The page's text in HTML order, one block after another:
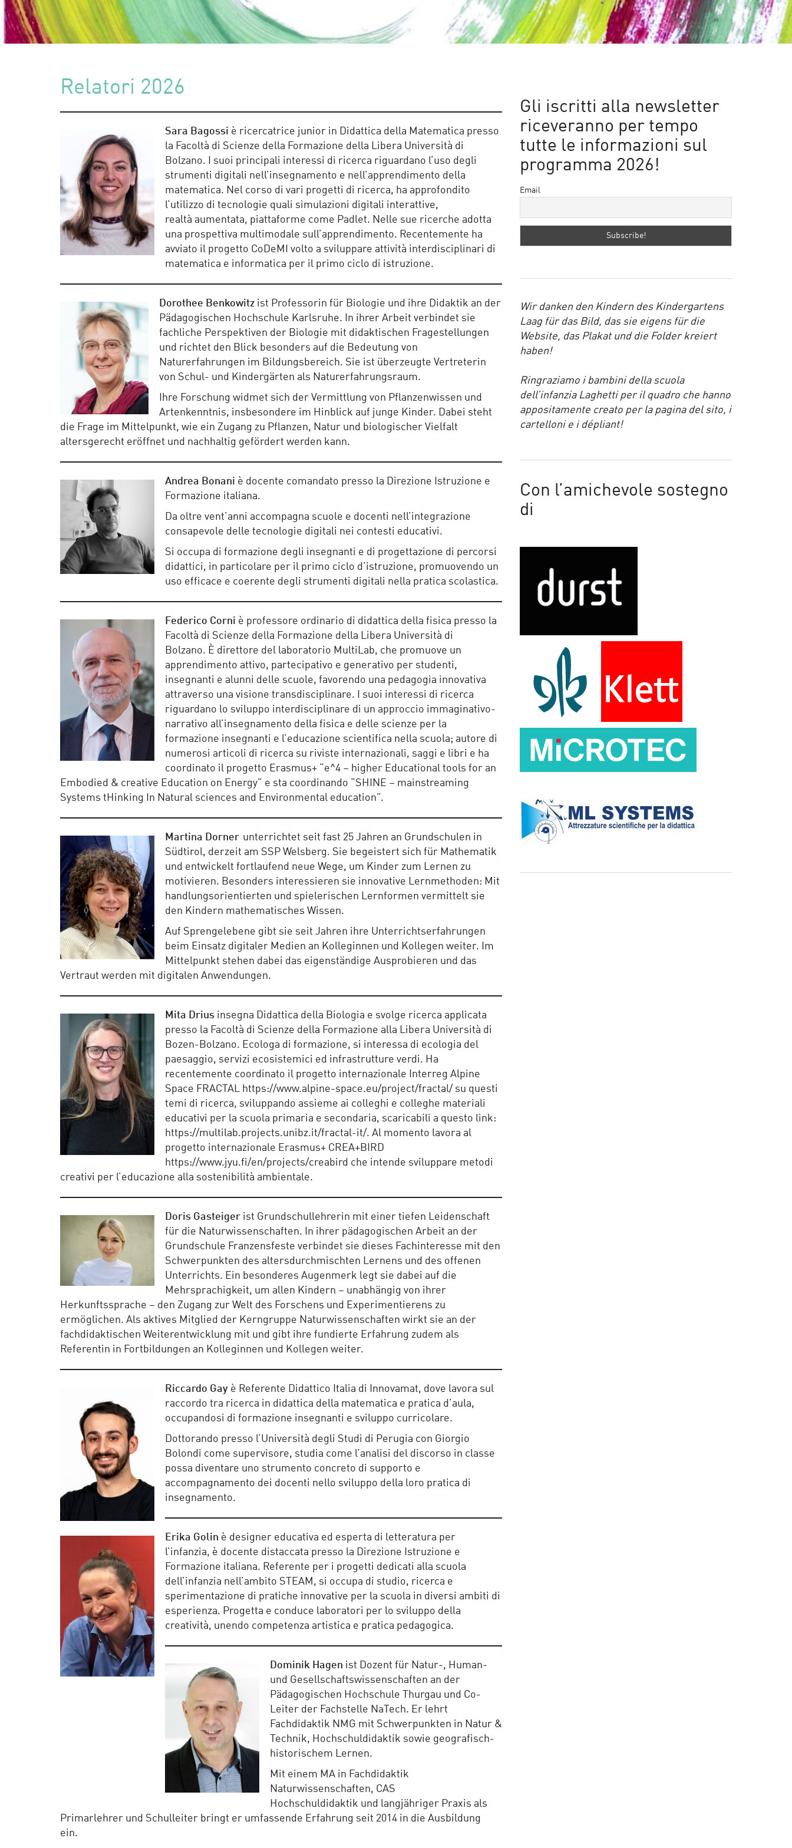
Relatori 2026
Sara Bagossi è ricercatrice junior in Didattica della Matematica presso
la Facoltà di Scienze della Formazione della Libera Università di
Bolzano. I suoi principali interessi di ricerca riguardano l’uso degli
strumenti digitali nell’insegnamento e nell’apprendimento della
matematica. Nel corso di vari progetti di ricerca, ha approfondito
l’utilizzo di tecnologie quali simulazioni digitali interattive,
realtà aumentata, piattaforme come Padlet. Nelle sue ricerche adotta
una prospettiva multimodale sull’apprendimento. Recentemente ha
avviato il progetto CoDeMI volto a sviluppare attività interdisciplinari di
matematica e informatica per il primo ciclo di istruzione.
Dorothee Benkowitz ist Professorin für Biologie und ihre Didaktik an der
Pädagogischen Hochschule Karlsruhe. In ihrer Arbeit verbindet sie
fachliche Perspektiven der Biologie mit didaktischen Fragestellungen
und richtet den Blick besonders auf die Bedeutung von
Naturerfahrungen im Bildungsbereich. Sie ist überzeugte Vertreterin
von Schul- und Kindergärten als Naturerfahrungsraum.
Ihre Forschung widmet sich der Vermittlung von Pflanzenwissen und
Artenkenntnis, insbesondere im Hinblick auf junge Kinder. Dabei steht
die Frage im Mittelpunkt, wie ein Zugang zu Pflanzen, Natur und biologischer Vielfalt
altersgerecht eröffnet und nachhaltig gefördert werden kann.
Andrea Bonani è docente comandato presso la Direzione Istruzione e
Formazione italiana.
Da oltre vent’anni accompagna scuole e docenti nell’integrazione
consapevole delle tecnologie digitali nei contesti educativi.
Si occupa di formazione degli insegnanti e di progettazione di percorsi
didattici, in particolare per il primo ciclo d’istruzione, promuovendo un
uso efficace e coerente degli strumenti digitali nella pratica scolastica.
Federico Corni è professore ordinario di didattica della fisica presso la
Facoltà di Scienze della Formazione della Libera Università di
Bolzano. È direttore del laboratorio MultiLab, che promuove un
apprendimento attivo, partecipativo e generativo per studenti,
insegnanti e alunni delle scuole, favorendo una pedagogia innovativa
attraverso una visione transdisciplinare. I suoi interessi di ricerca
riguardano lo sviluppo interdisciplinare di un approccio immaginativo-
narrativo all’insegnamento della fisica e delle scienze per la
formazione insegnanti e l’educazione scientifica nella scuola; autore di
numerosi articoli di ricerca su riviste internazionali, saggi e libri e ha
coordinato il progetto Erasmus+ “e^4 – higher Educational tools for an
Embodied & creative Education on Energy” e sta coordinando “SHINE – mainstreaming
Systems tHinking In Natural sciences and Environmental education”.
Martina Dorner unterrichtet seit fast 25 Jahren an Grundschulen in
Südtirol, derzeit am SSP Welsberg. Sie begeistert sich für Mathematik
und entwickelt fortlaufend neue Wege, um Kinder zum Lernen zu
motivieren. Besonders interessieren sie innovative Lernmethoden: Mit
handlungsorientierten und spielerischen Lernformen vermittelt sie
den Kindern mathematisches Wissen.
Auf Sprengelebene gibt sie seit Jahren ihre Unterrichtserfahrungen
beim Einsatz digitaler Medien an Kolleginnen und Kollegen weiter. Im
Mittelpunkt stehen dabei das eigenständige Ausprobieren und das
Vertraut werden mit digitalen Anwendungen.
Mita Drius insegna Didattica della Biologia e svolge ricerca applicata
presso la Facoltà di Scienze della Formazione alla Libera Università di
Bozen-Bolzano. Ecologa di formazione, si interessa di ecologia del
paesaggio, servizi ecosistemici ed infrastrutture verdi. Ha
recentemente coordinato il progetto internazionale Interreg Alpine
Space FRACTAL https://www.alpine-space.eu/project/fractal/ su questi
temi di ricerca, sviluppando assieme ai colleghi e colleghe materiali
educativi per la scuola primaria e secondaria, scaricabili a questo link:
https://multilab.projects.unibz.it/fractal-it/. Al momento lavora al
progetto internazionale Erasmus+ CREA+BIRD
https://www.jyu.fi/en/projects/creabird che intende sviluppare metodi
creativi per l’educazione alla sostenibilità ambientale.
Doris Gasteiger ist Grundschullehrerin mit einer tiefen Leidenschaft
für die Naturwissenschaften. In ihrer pädagogischen Arbeit an der
Grundschule Franzensfeste verbindet sie dieses Fachinteresse mit den
Schwerpunkten des altersdurchmischten Lernens und des offenen
Unterrichts. Ein besonderes Augenmerk legt sie dabei auf die
Mehrsprachigkeit, um allen Kindern – unabhängig von ihrer
Herkunftssprache – den Zugang zur Welt des Forschens und Experimentierens zu
ermöglichen. Als aktives Mitglied der Kerngruppe Naturwissenschaften wirkt sie an der
fachdidaktischen Weiterentwicklung mit und gibt ihre fundierte Erfahrung zudem als
Referentin in Fortbildungen an Kolleginnen und Kollegen weiter.
Riccardo Gay è Referente Didattico Italia di Innovamat, dove lavora sul
raccordo tra ricerca in didattica della matematica e pratica d’aula,
occupandosi di formazione insegnanti e sviluppo curricolare.
Dottorando presso l’Università degli Studi di Perugia con Giorgio
Bolondi come supervisore, studia come l’analisi del discorso in classe
possa diventare uno strumento concreto di supporto e
accompagnamento dei docenti nello sviluppo della loro pratica di
insegnamento.
Erika Golin è designer educativa ed esperta di letteratura per
l’infanzia, è docente distaccata presso la Direzione Istruzione e
Formazione italiana. Referente per i progetti dedicati alla scuola
dell’infanzia nell’ambito STEAM, si occupa di studio, ricerca e
sperimentazione di pratiche innovative per la scuola in diversi ambiti di
esperienza. Progetta e conduce laboratori per lo sviluppo della
creatività, unendo competenza artistica e pratica pedagogica.
Dominik Hagen ist Dozent für Natur-, Human-
und Gesellschaftswissenschaften an der
Pädagogischen Hochschule Thurgau und Co-
Leiter der Fachstelle NaTech. Er lehrt
Fachdidaktik NMG mit Schwerpunkten in Natur &
Technik, Hochschuldidaktik sowie geografisch-
historischem Lernen.
Mit einem MA in Fachdidaktik
Naturwissenschaften, CAS
Hochschuldidaktik und langjähriger Praxis als
Primarlehrer und Schulleiter bringt er umfassende Erfahrung seit 2014 in die Ausbildung
ein.
Gli iscritti alla newsletter
riceveranno per tempo
tutte le informazioni sul
programma 2026!
Email
Wir danken den Kindern des Kindergartens
Laag für das Bild, das sie eigens für die
Website, das Plakat und die Folder kreiert
haben!
Ringraziamo i bambini della scuola
dell’infanzia Laghetti per il quadro che hanno
appositamente creato per la pagina del sito, i
cartelloni e i dépliant!
Con l’amichevole sostegno
di